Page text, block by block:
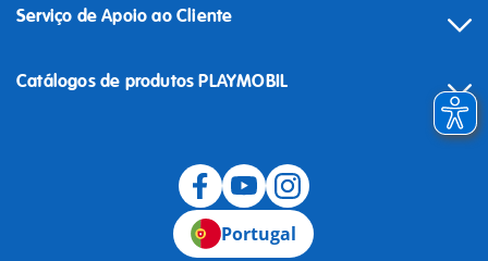
Serviço de Apoio ao Cliente
Catálogos de produtos PLAYMOBIL
Portugal